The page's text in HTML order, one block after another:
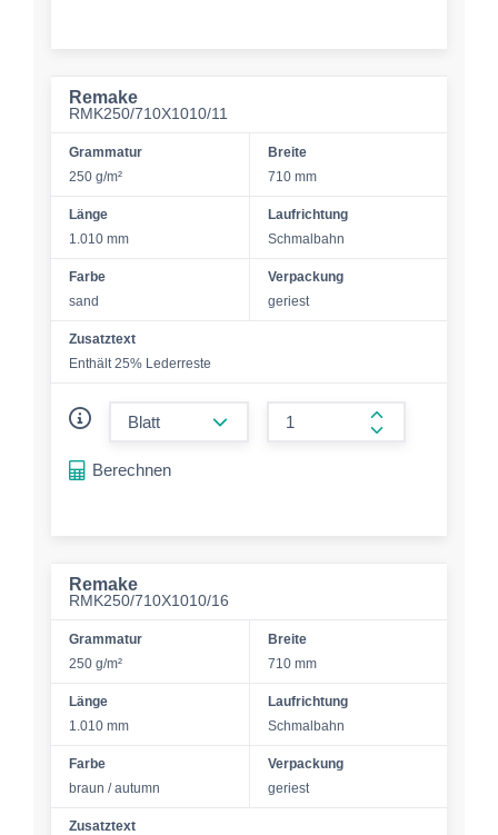
Remake
RMK250/710X1010/11
Grammatur
250 g/m²
Breite
710 mm
Länge
1.010 mm
Laufrichtung
Schmalbahn
Farbe
sand
Verpackung
geriest
Zusatztext
Enthält 25% Lederreste
form.increase-
Berechnen
Remake
RMK250/710X1010/16
Grammatur
250 g/m²
Breite
710 mm
Länge
1.010 mm
Laufrichtung
Schmalbahn
Farbe
braun / autumn
Verpackung
geriest
Zusatztext